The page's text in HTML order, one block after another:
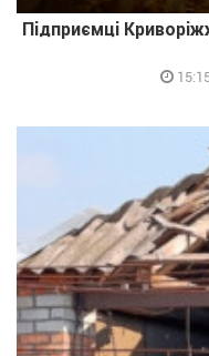
Підприємці